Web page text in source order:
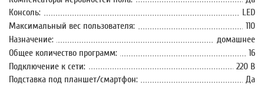
Консоль:
LED
Максимальный вес пользователя:
110
Назначение:
домашнее
Общее количество программ:
16
Подключение к сети:
220 В
Подставка под планшет/смартфон:
Да